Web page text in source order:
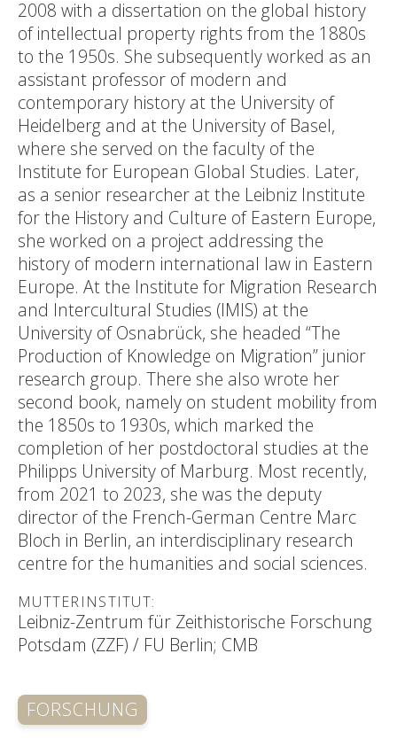
2008 with a dissertation on the global history
of intellectual property rights from the 1880s
to the 1950s. She subsequently worked as an
assistant professor of modern and
contemporary history at the University of
Heidelberg and at the University of Basel,
where she served on the faculty of the
Institute for European Global Studies. Later,
as a senior researcher at the Leibniz Institute
for the History and Culture of Eastern Europe,
she worked on a project addressing the
history of modern international law in Eastern
Europe. At the Institute for Migration Research
and Intercultural Studies (IMIS) at the
University of Osnabrück, she headed “The
Production of Knowledge on Migration” junior
research group. There she also wrote her
second book, namely on student mobility from
the 1850s to 1930s, which marked the
completion of her postdoctoral studies at the
Philipps University of Marburg. Most recently,
from 2021 to 2023, she was the deputy
director of the French-German Centre Marc
Bloch in Berlin, an interdisciplinary research
centre for the humanities and social sciences.
MUTTERINSTITUT:
Leibniz-Zentrum für Zeithistorische Forschung
Potsdam (ZZF) / FU Berlin; CMB
FORSCHUNG